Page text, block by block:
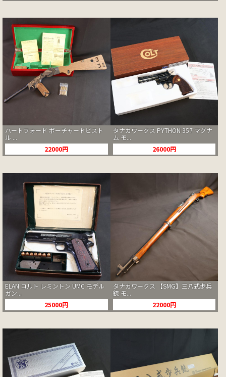
ハートフォード ボーチャードピスト
ル ...
22000円
タナカワークス PYTHON 357 マグナ
ム モ...
26000円
ELAN コルト レミントン UMC モデル
ガン...
25000円
タナカワークス 【SMG】三八式歩兵
銃 モ...
22000円